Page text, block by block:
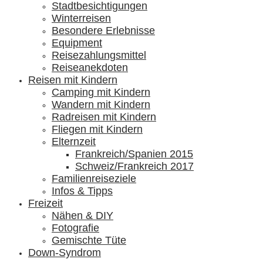
Stadtbesichtigungen
Winterreisen
Besondere Erlebnisse
Equipment
Reisezahlungsmittel
Reiseanekdoten
Reisen mit Kindern
Camping mit Kindern
Wandern mit Kindern
Radreisen mit Kindern
Fliegen mit Kindern
Elternzeit
Frankreich/Spanien 2015
Schweiz/Frankreich 2017
Familienreiseziele
Infos & Tipps
Freizeit
Nähen & DIY
Fotografie
Gemischte Tüte
Down-Syndrom